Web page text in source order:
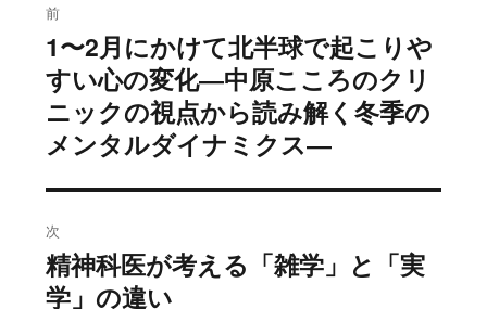
稿
ナ
ビ
ゲ
ー
シ
ョ
ン
前
過
去
の
投
稿:
1〜2月にかけて北半球で起こりや
すい心の変化―中原こころのクリ
ニックの視点から読み解く冬季の
メンタルダイナミクス―
次
次
の
精神科医が考える「雑学」と「実
学」の違い